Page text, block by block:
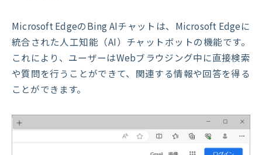
Microsoft EdgeのBing AIチャットは、Microsoft Edgeに
統合された人工知能（AI）チャットボットの機能です。
これにより、ユーザーはWebブラウジング中に直接検索
や質問を行うことができて、関連する情報や回答を得る
ことができます。